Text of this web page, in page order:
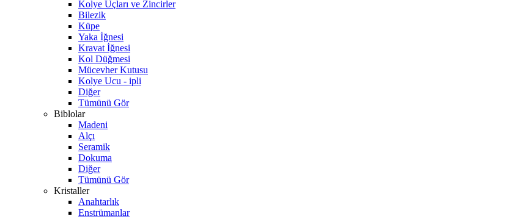
Kolye Uçları ve Zincirler
Bilezik
Küpe
Yaka İğnesi
Kravat İğnesi
Kol Düğmesi
Mücevher Kutusu
Kolye Ucu - ipli
Diğer
Tümünü Gör
Biblolar
Madeni
Alçı
Seramik
Dokuma
Diğer
Tümünü Gör
Kristaller
Anahtarlık
Enstrümanlar